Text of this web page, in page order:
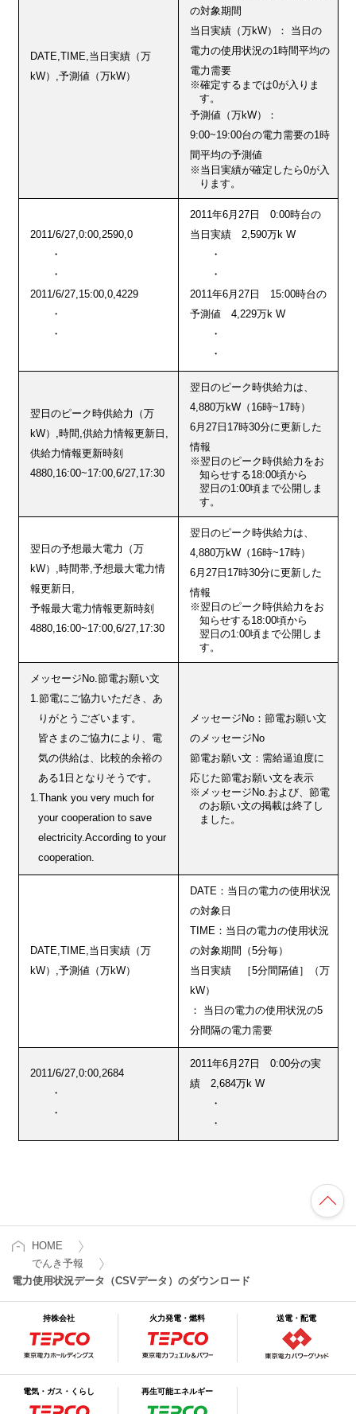
DATE,TIME,当日実績（万
kW）,予測値（万kW）
の対象期間
当日実績（万kW）： 当日の
電力の使用状況の1時間平均の
電力需要
※確定するまでは0が入りま
す。
予測値（万kW）：
9:00~19:00台の電力需要の1時
間平均の予測値
※当日実績が確定したら0が入
ります。
2011/6/27,0:00,2590,0
・
・
2011/6/27,15:00,0,4229
・
・
2011年6月27日 0:00時台の
当日実績 2,590万k W
・
・
2011年6月27日 15:00時台の
予測値 4,229万k W
・
・
翌日のピーク時供給力（万
kW）,時間,供給力情報更新日,
供給力情報更新時刻
4880,16:00~17:00,6/27,17:30
翌日のピーク時供給力は、
4,880万kW（16時~17時）
6月27日17時30分に更新した
情報
※翌日のピーク時供給力をお
知らせする18:00頃から
翌日の1:00頃まで公開しま
す。
翌日の予想最大電力（万
kW）,時間帯,予想最大電力情
報更新日,
予報最大電力情報更新時刻
4880,16:00~17:00,6/27,17:30
翌日のピーク時供給力は、
4,880万kW（16時~17時）
6月27日17時30分に更新した
情報
※翌日のピーク時供給力をお
知らせする18:00頃から
翌日の1:00頃まで公開しま
す。
メッセージNo.節電お願い文
1.節電にご協力いただき、あ
りがとうございます。
皆さまのご協力により、電
気の供給は、比較的余裕の
ある1日となりそうです。
1.Thank you very much for
your cooperation to save
electricity.According to your
cooperation.
メッセージNo：節電お願い文
のメッセージNo
節電お願い文：需給逼迫度に
応じた節電お願い文を表示
※メッセージNo.および、節電
のお願い文の掲載は終了し
ました。
DATE,TIME,当日実績（万
kW）,予測値（万kW）
DATE：当日の電力の使用状況
の対象日
TIME：当日の電力の使用状況
の対象期間（5分毎）
当日実績 ［5分間隔値］（万
kW）
： 当日の電力の使用状況の5
分間隔の電力需要
2011/6/27,0:00,2684
・
・
2011年6月27日 0:00分の実
績 2,684万k W
・
・
HOME
でんき予報
電力使用状況データ（CSVデータ）のダウンロード
持株会社 火力発電・燃料 送電・配電
電気・ガス・くらし 再生可能エネルギー